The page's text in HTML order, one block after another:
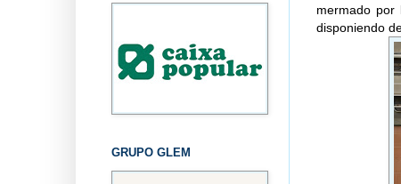
mermado por
disponiendo
GRUPO GLEM